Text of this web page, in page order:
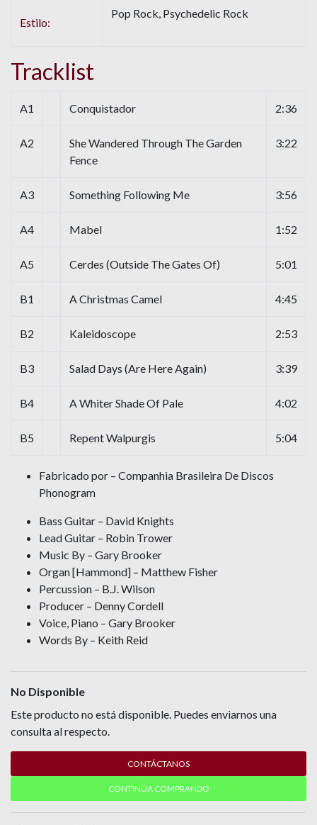
Estilo:
Pop Rock, Psychedelic Rock
Tracklist
A1 Conquistador 2:36
A2
She Wandered Through The Garden
Fence
3:22
A3 Something Following Me 3:56
A4 Mabel 1:52
A5 Cerdes (Outside The Gates Of) 5:01
B1 A Christmas Camel 4:45
B2 Kaleidoscope 2:53
B3 Salad Days (Are Here Again) 3:39
B4 A Whiter Shade Of Pale 4:02
B5 Repent Walpurgis 5:04
Fabricado por – Companhia Brasileira De Discos
Phonogram
Bass Guitar – David Knights
Lead Guitar – Robin Trower
Music By – Gary Brooker
Organ [Hammond] – Matthew Fisher
Percussion – B.J. Wilson
Producer – Denny Cordell
Voice, Piano – Gary Brooker
Words By – Keith Reid
No Disponible
Este producto no está disponible. Puedes enviarnos una
consulta al respecto.
CONTÁCTANOS
CONTINÚA COMPRANDO